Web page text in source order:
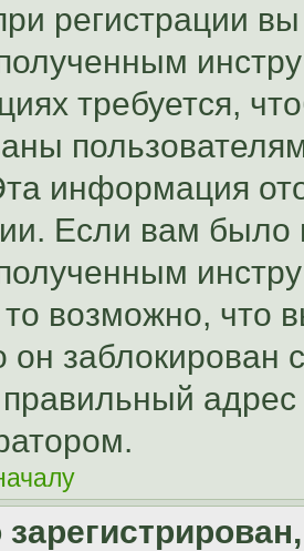
регистрации
требуется,
информация
Если вам
возможно, что
он
адрес